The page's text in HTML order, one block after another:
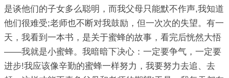
是谈他们的子女多么聪明，而我父母只能默不作声,我知道
他们很难受;老师也不断对我鼓励，但一次次的失望。有一
天，我看到一本书，是关于蜜蜂的故事，看完后恍然大悟
——我就是小蜜蜂。我暗暗下决心：一定要争气，一定要
进步!我应该像辛勤的蜜蜂一样努力，我要努力去追、去